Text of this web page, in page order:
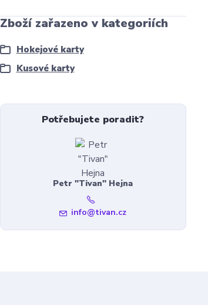
Zboží zařazeno v kategoriích
Hokejové karty
Kusové karty
Potřebujete poradit?
Petr "Tivan" Hejna
info@tivan.cz